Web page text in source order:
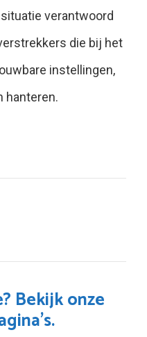
verantwoord
die bij het
instellingen,
hanteren.
Bekijk onze